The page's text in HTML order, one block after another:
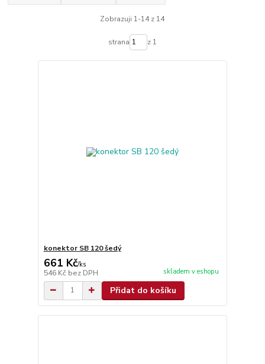
Zobrazuji 1-14 z 14
strana z 1
konektor SB 120 šedý
661 Kč/ks
546 Kč bez DPH skladem v eshopu
Přidat do košíku